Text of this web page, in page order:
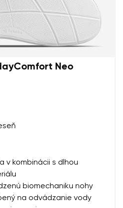
Neo
v kombinácii s dlhou
biomechaniku nohy
na odvádzanie vody